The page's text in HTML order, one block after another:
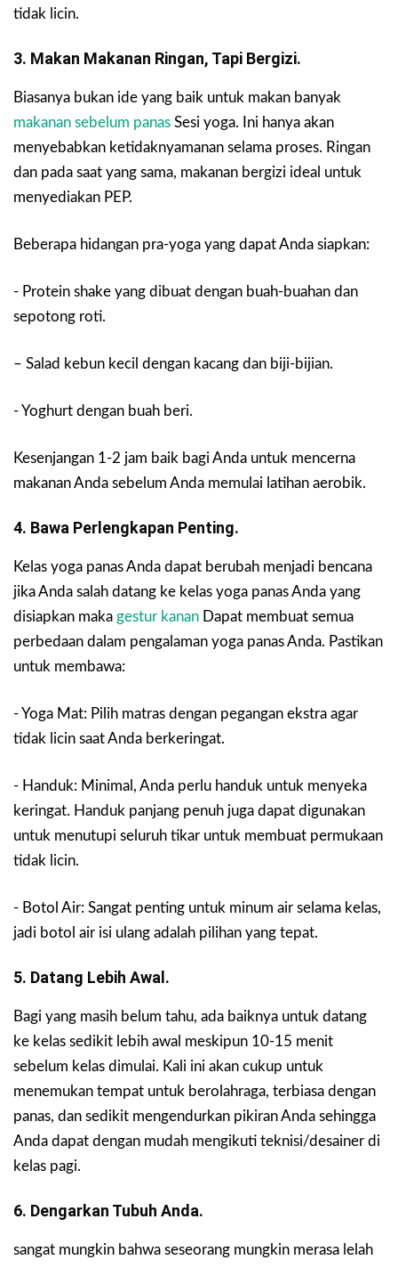
tidak licin.
3. Makan Makanan Ringan, Tapi Bergizi.
Biasanya bukan ide yang baik untuk makan banyak
makanan sebelum panas Sesi yoga. Ini hanya akan
menyebabkan ketidaknyamanan selama proses. Ringan
dan pada saat yang sama, makanan bergizi ideal untuk
menyediakan PEP.
Beberapa hidangan pra-yoga yang dapat Anda siapkan:
- Protein shake yang dibuat dengan buah-buahan dan
sepotong roti.
– Salad kebun kecil dengan kacang dan biji-bijian.
- Yoghurt dengan buah beri.
Kesenjangan 1-2 jam baik bagi Anda untuk mencerna
makanan Anda sebelum Anda memulai latihan aerobik.
4. Bawa Perlengkapan Penting.
Kelas yoga panas Anda dapat berubah menjadi bencana
jika Anda salah datang ke kelas yoga panas Anda yang
disiapkan maka gestur kanan Dapat membuat semua
perbedaan dalam pengalaman yoga panas Anda. Pastikan
untuk membawa:
- Yoga Mat: Pilih matras dengan pegangan ekstra agar
tidak licin saat Anda berkeringat.
- Handuk: Minimal, Anda perlu handuk untuk menyeka
keringat. Handuk panjang penuh juga dapat digunakan
untuk menutupi seluruh tikar untuk membuat permukaan
tidak licin.
- Botol Air: Sangat penting untuk minum air selama kelas,
jadi botol air isi ulang adalah pilihan yang tepat.
5. Datang Lebih Awal.
Bagi yang masih belum tahu, ada baiknya untuk datang
ke kelas sedikit lebih awal meskipun 10-15 menit
sebelum kelas dimulai. Kali ini akan cukup untuk
menemukan tempat untuk berolahraga, terbiasa dengan
panas, dan sedikit mengendurkan pikiran Anda sehingga
Anda dapat dengan mudah mengikuti teknisi/desainer di
kelas pagi.
6. Dengarkan Tubuh Anda.
sangat mungkin bahwa seseorang mungkin merasa lelah